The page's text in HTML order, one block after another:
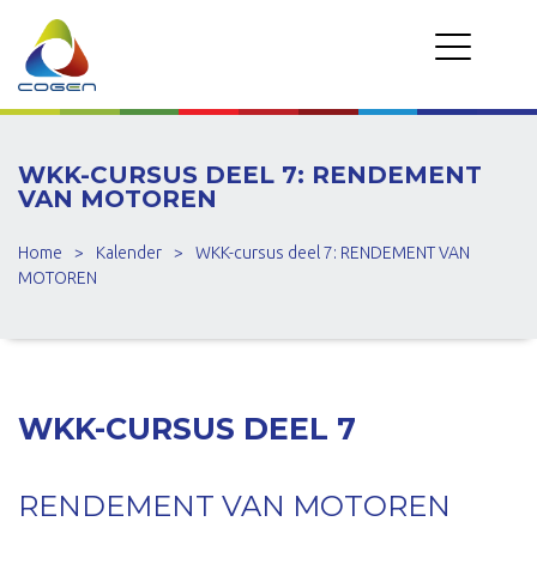
WKK-CURSUS DEEL 7: RENDEMENT
VAN MOTOREN
Home > Kalender >
WKK-cursus deel 7: RENDEMENT VAN
MOTOREN
WKK-CURSUS DEEL 7
RENDEMENT VAN MOTOREN